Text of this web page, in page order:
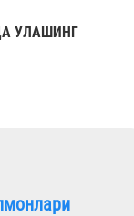
УЛАШИНГ